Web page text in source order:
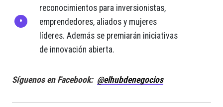
reconocimientos para inversionistas,
emprendedores, aliados y mujeres
líderes. Además se premiarán iniciativas
de innovación abierta.
Síguenos en Facebook: @elhubdenegocios